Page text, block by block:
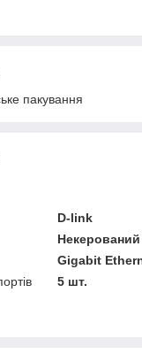
пакування
D-link
Некерований
Gigabit
5 шт.